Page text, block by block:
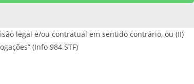
legal e/ou contratual em sentido contrário, ou (II)
(Info 984 STF)